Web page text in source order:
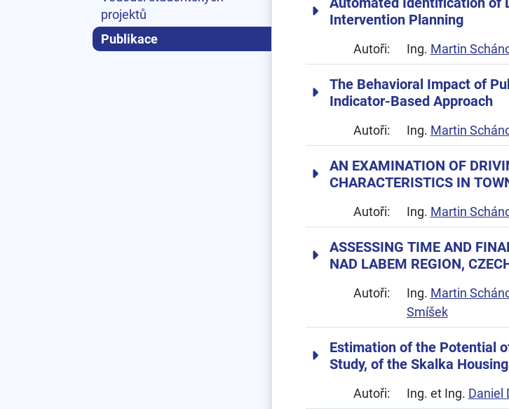
projektů
Publikace
Intervention Planning
Autoři: Ing. Martin
The Behavioral Impact of
Indicator-Based Approach
Autoři: Ing. Martin
AN EXAMINATION OF
CHARACTERISTICS IN
Autoři: Ing. Martin
ASSESSING TIME AND
NAD LABEM REGION,
Autoři: Ing. Martin
Smíšek
Estimation of the Potential
Study, of the Skalka
Autoři: Ing. et Ing. Daniel